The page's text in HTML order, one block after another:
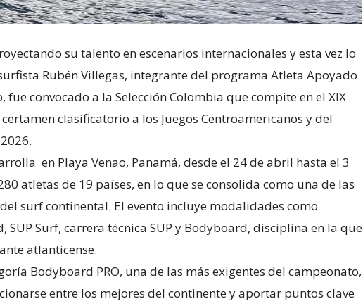
su talento en escenarios internacionales y esta vez lo
Rubén Villegas, integrante del programa Atleta Apoyado
convocado a la Selección Colombia que compite en el XIX
clasificatorio a los Juegos Centroamericanos y del
en Playa Venao, Panamá, desde el 24 de abril hasta el 3
atletas de 19 países, en lo que se consolida como una de las
surf continental. El evento incluye modalidades como
SUP Surf, carrera técnica SUP y Bodyboard, disciplina en la que
atlanticense.
Bodyboard PRO, una de las más exigentes del campeonato,
entre los mejores del continente y aportar puntos clave